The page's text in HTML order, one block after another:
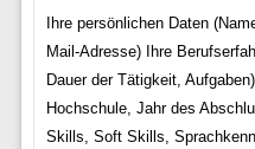
Ihre persönlichen Daten
Mail-Adresse) Ihre
Dauer der Tätigkeit,
Hochschule, Jahr des
Skills, Soft Skills,